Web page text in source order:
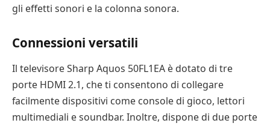
gli effetti sonori e la colonna sonora.
Connessioni versatili
Il televisore Sharp Aquos 50FL1EA è dotato di tre
porte HDMI 2.1, che ti consentono di collegare
facilmente dispositivi come console di gioco, lettori
multimediali e soundbar. Inoltre, dispone di due porte